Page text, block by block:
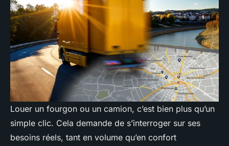
Louer un fourgon ou un camion, c’est bien plus qu’un
simple clic. Cela demande de s’interroger sur ses
besoins réels, tant en volume qu’en confort